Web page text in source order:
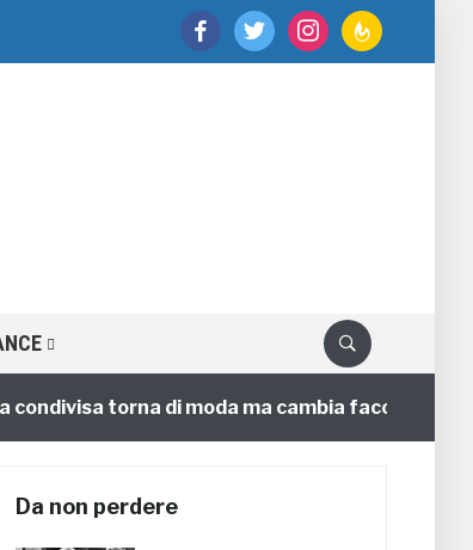
facebooktwitter instagramfeedburner
torna di moda ma cambia faccia
Da non perdere